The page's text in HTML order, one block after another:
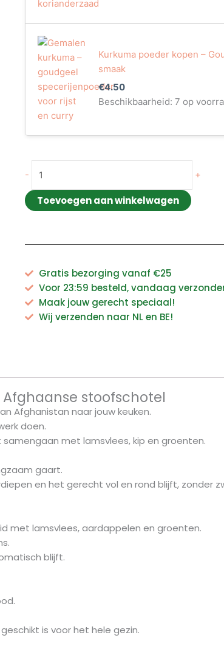
Kurkuma poeder kopen –
smaak
€4.50
Beschikbaarheid: 7 op
- +
Toevoegen aan winkelwagen
Gratis bezorging vanaf €25
Voor 23:59 besteld, vandaag
Maak jouw gerecht speciaal!
Wij verzenden naar NL en BE!
stoofschotel
Afghanistan naar jouw keuken.
doen.
met lamsvlees, kip en groenten.
gaart.
en het gerecht vol en rond blijft, zonder
met lamsvlees, aardappelen en groenten.
blijft.
is voor het hele gezin.